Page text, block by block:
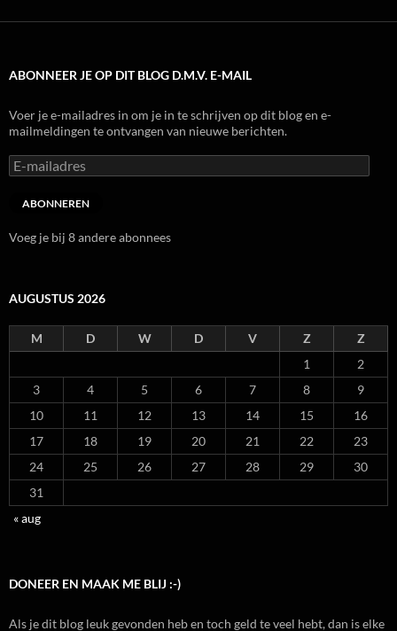
ABONNEER JE OP DIT BLOG D.M.V. E-MAIL
Voer je e-mailadres in om je in te schrijven op dit blog en e-
mailmeldingen te ontvangen van nieuwe berichten.
E-
mailadres
ABONNEREN
Voeg je bij 8 andere abonnees
AUGUSTUS 2026
M D W D V Z
Z
1
2
3
4 5 6 7 8
9
10
11 12 13 14 15
16
17
18 19 20 21 22
23
24
25 26 27 28 29
30
31
« aug
DONEER EN MAAK ME BLIJ :-)
Als je dit blog leuk gevonden heb en toch geld te veel hebt, dan is elke